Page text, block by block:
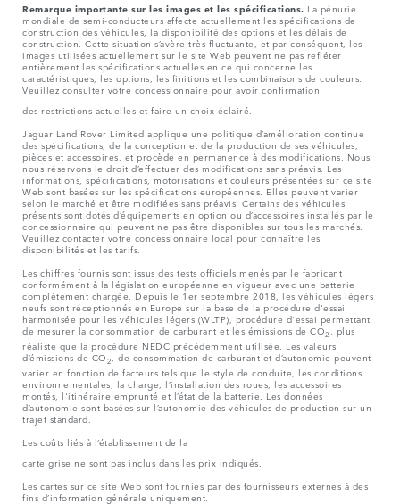
Remarque importante sur les images et les spécifications. La pénurie
mondiale de semi-conducteurs affecte actuellement les spécifications de
construction des véhicules, la disponibilité des options et les délais de
construction. Cette situation s’avère très fluctuante, et par conséquent, les
images utilisées actuellement sur le site Web peuvent ne pas refléter
entièrement les spécifications actuelles en ce qui concerne les
caractéristiques, les options, les finitions et les combinaisons de couleurs.
Veuillez consulter votre concessionnaire pour avoir confirmation
des restrictions actuelles et faire un choix éclairé.
Jaguar Land Rover Limited applique une politique d’amélioration continue
des spécifications, de la conception et de la production de ses véhicules,
pièces et accessoires, et procède en permanence à des modifications. Nous
nous réservons le droit d’effectuer des modifications sans préavis. Les
informations, spécifications, motorisations et couleurs présentées sur ce site
Web sont basées sur les spécifications européennes. Elles peuvent varier
selon le marché et être modifiées sans préavis. Certains des véhicules
présents sont dotés d’équipements en option ou d’accessoires installés par le
concessionnaire qui peuvent ne pas être disponibles sur tous les marchés.
Veuillez contacter votre concessionnaire local pour connaître les
disponibilités et les tarifs.
Les chiffres fournis sont issus des tests officiels menés par le fabricant
conformément à la législation européenne en vigueur avec une batterie
complètement chargée. Depuis le 1er septembre 2018, les véhicules légers
neufs sont réceptionnés en Europe sur la base de la procédure d'essai
harmonisée pour les véhicules légers (WLTP), procédure d'essai permettant
de mesurer la consommation de carburant et les émissions de CO2 , plus
réaliste que la procédure NEDC précédemment utilisée. Les valeurs
d’émissions de CO2, de consommation de carburant et d’autonomie peuvent
varier en fonction de facteurs tels que le style de conduite, les conditions
environnementales, la charge, l’installation des roues, les accessoires
montés, l'itinéraire emprunté et l’état de la batterie. Les données
d’autonomie sont basées sur l’autonomie des véhicules de production sur un
trajet standard.
Les coûts liés à l’établissement de la
carte grise ne sont pas inclus dans les prix indiqués.
Les cartes sur ce site Web sont fournies par des fournisseurs externes à des
fins d’information générale uniquement.